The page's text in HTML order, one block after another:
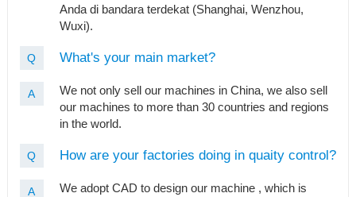
Anda di bandara terdekat (Shanghai, Wenzhou,
Wuxi).
Q What's your main market?
A
We not only sell our machines in China, we also sell
our machines to more than 30 countries and regions
in the world.
Q How are your factories doing in quaity control?
A
We adopt CAD to design our machine , which is